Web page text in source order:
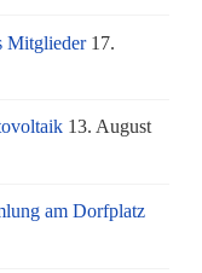
Mitglieder 17.
13. August
am Dorfplatz